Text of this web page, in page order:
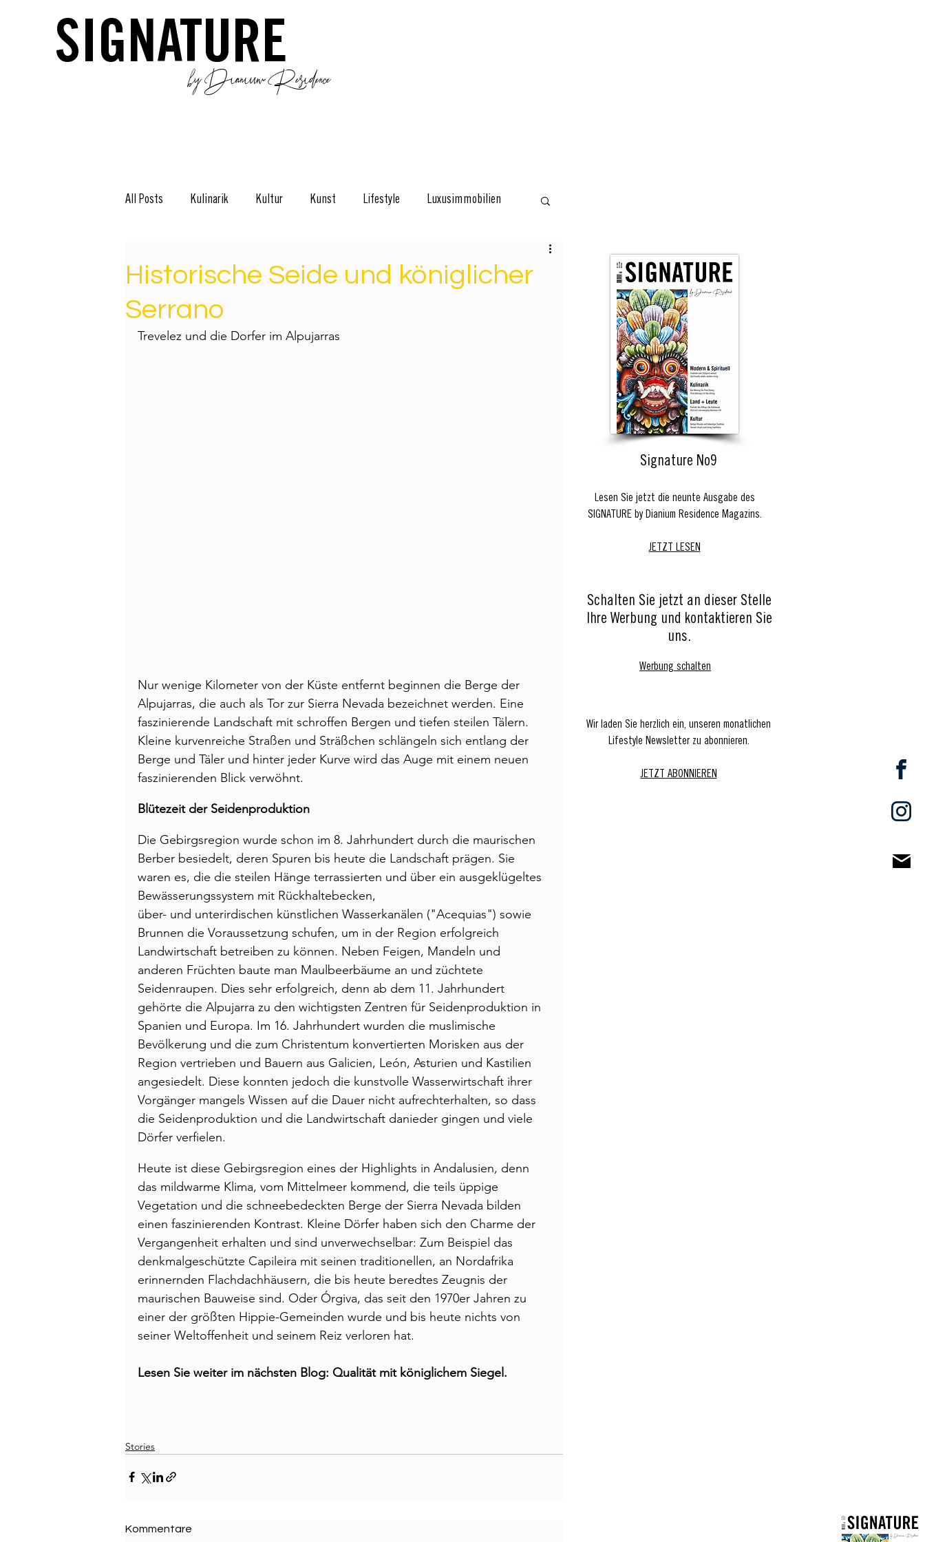
SIGNATURE
by Dianium Residence
All Posts Kulinarik Kultur Kunst Lifestyle Luxusimmobilien
Health Beauty
Historische Seide und königlicher
Serrano
Trevelez und die Dorfer im Alpujarras
Nur wenige Kilometer von der Küste entfernt beginnen die Berge der
Alpujarras, die auch als Tor zur Sierra Nevada bezeichnet werden. Eine
faszinierende Landschaft mit schroffen Bergen und tiefen steilen Tälern.
Kleine kurvenreiche Straßen und Sträßchen schlängeln sich entlang der
Berge und Täler und hinter jeder Kurve wird das Auge mit einem neuen
faszinierenden Blick verwöhnt.
Blütezeit der Seidenproduktion
Die Gebirgsregion wurde schon im 8. Jahrhundert durch die maurischen
Berber besiedelt, deren Spuren bis heute die Landschaft prägen. Sie
waren es, die die steilen Hänge terrassierten und über ein ausgeklügeltes
Bewässerungssystem mit Rückhaltebecken,
über- und unterirdischen künstlichen Wasserkanälen ("Acequias") sowie
Brunnen die Voraussetzung schufen, um in der Region erfolgreich
Landwirtschaft betreiben zu können. Neben Feigen, Mandeln und
anderen Früchten baute man Maulbeerbäume an und züchtete
Seidenraupen. Dies sehr erfolgreich, denn ab dem 11. Jahrhundert
gehörte die Alpujarra zu den wichtigsten Zentren für Seidenproduktion in
Spanien und Europa. Im 16. Jahrhundert wurden die muslimische
Bevölkerung und die zum Christentum konvertierten Morisken aus der
Region vertrieben und Bauern aus Galicien, León, Asturien und Kastilien
angesiedelt. Diese konnten jedoch die kunstvolle Wasserwirtschaft ihrer
Vorgänger mangels Wissen auf die Dauer nicht aufrechterhalten, so dass
die Seidenproduktion und die Landwirtschaft danieder gingen und viele
Dörfer verfielen.
Heute ist diese Gebirgsregion eines der Highlights in Andalusien, denn
das mildwarme Klima, vom Mittelmeer kommend, die teils üppige
Vegetation und die schneebedeckten Berge der Sierra Nevada bilden
einen faszinierenden Kontrast. Kleine Dörfer haben sich den Charme der
Vergangenheit erhalten und sind unverwechselbar: Zum Beispiel das
denkmalgeschützte Capileira mit seinen traditionellen, an Nordafrika
erinnernden Flachdachhäusern, die bis heute beredtes Zeugnis der
maurischen Bauweise sind. Oder Órgiva, das seit den 1970er Jahren zu
einer der größten Hippie-Gemeinden wurde und bis heute nichts von
seiner Weltoffenheit und seinem Reiz verloren hat.
Lesen Sie weiter im nächsten Blog: Qualität mit königlichem Siegel.
Stories
Kommentare
Signature No9
Lesen Sie jetzt die neunte Ausgabe des
SIGNATURE by Dianium Residence Magazins.
JETZT LESEN
Schalten Sie jetzt an dieser Stelle
Ihre Werbung und kontaktieren Sie
uns.
Werbung schalten
Wir laden Sie herzlich ein, unseren monatlichen
Lifestyle Newsletter zu abonnieren.
JETZT ABONNIEREN